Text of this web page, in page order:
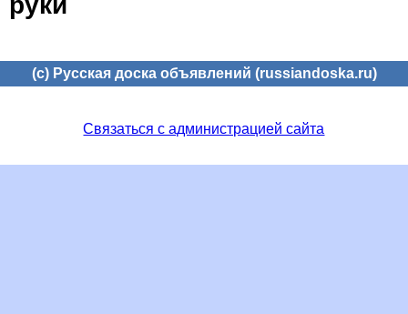
(c) Русская доска объявлений (russiandoska.ru)
Связаться с администрацией сайта